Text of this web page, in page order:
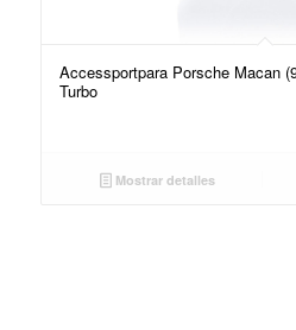
Accessportpara Porsche Macan
Turbo
Mostrar detalles